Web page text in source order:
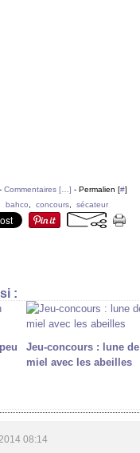
Commentaires [ ] - Permalien [#]
bahco concours sécateur
:
Jeu-concours : lune de
miel avec les abeilles
08:14